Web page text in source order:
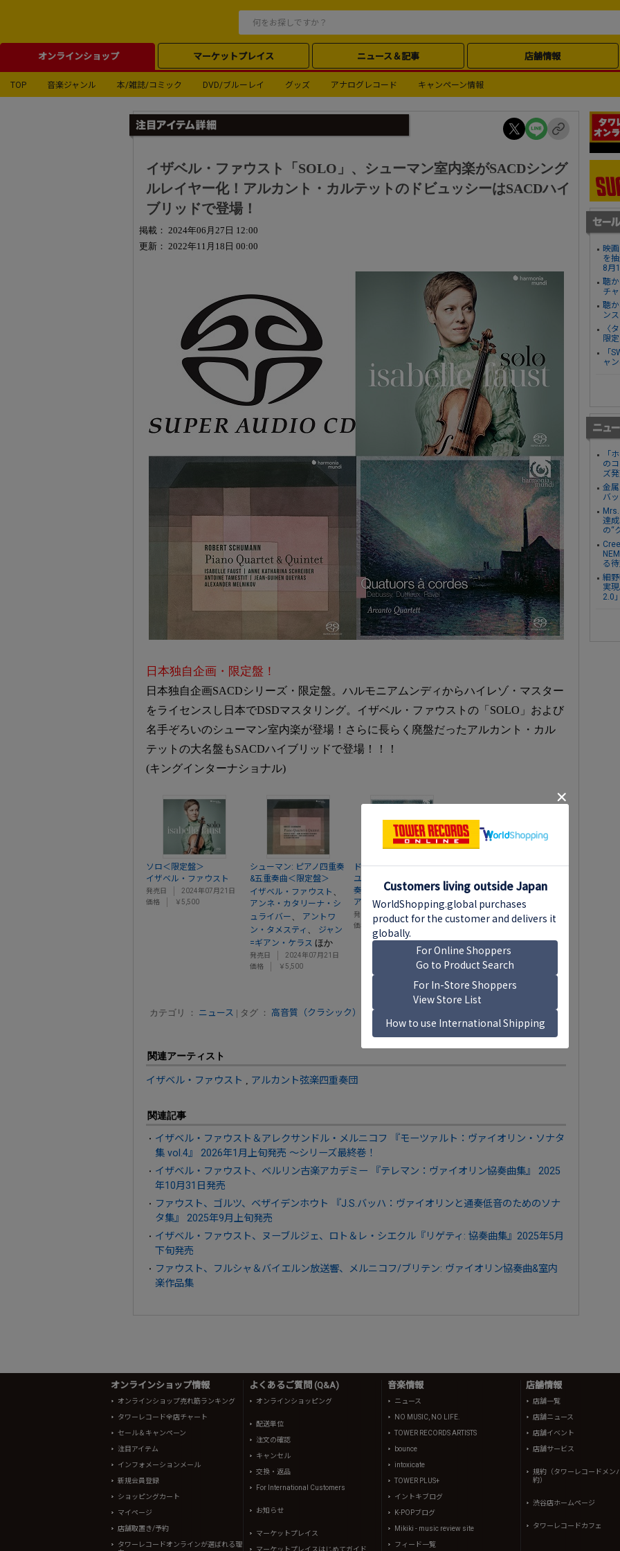
オンラインショップ マーケットプレイス ニュース＆記事 店舗情報
TOP 音楽ジャンル 本/雑誌/コミック DVD/ブルーレイ グッズ アナログレコード キャンペーン情報
イザベル・ファウスト「SOLO」、シューマン室内楽がSACDシング
ルレイヤー化！アルカント・カルテットのドビュッシーはSACDハイ
ブリッドで登場！
掲載： 2024年06月27日 12:00
更新： 2022年11月18日 00:00
日本独自企画・限定盤！
日本独自企画SACDシリーズ・限定盤。ハルモニアムンディからハイレゾ・マスター
をライセンスし日本でDSDマスタリング。イザベル・ファウストの「SOLO」および
名手ぞろいのシューマン室内楽が登場！さらに長らく廃盤だったアルカント・カル
テットの大名盤もSACDハイブリッドで登場！！！
(キングインターナショナル)
ソロ＜限定盤＞
イザベル・ファウスト
発売日
2024年07月21日
価格
￥5,500
シューマン: ピアノ四重奏
&五重奏曲＜限定盤＞
イザベル・ファウスト
アンネ・カタリーナ・シ
ュライバー
アントワ
ン・タメスティ
ジャン
=ギアン・ケラス ほか
発売日
2024年07月21日
価格
￥5,500
ドビュッシー、デュティ
ユー、ラヴェル: 弦楽四重
奏曲集＜限定盤＞
アルカント弦楽四重奏団
発売日
2024年07月21日
価格
カテゴリ ： ニュース | タグ ： 高音質（クラシック） SACDシングルレイヤー（クラシック）
関連アーティスト
イザベル・ファウスト アルカント弦楽四重奏団
関連記事
イザベル・ファウスト＆アレクサンドル・メルニコフ 『モーツァルト：ヴァイオリン・ソナタ
集 vol.4』 2026年1月上旬発売 ～シリーズ最終巻！
イザベル・ファウスト、ベルリン古楽アカデミー 『テレマン：ヴァイオリン協奏曲集』 2025
年10月31日発売
ファウスト、ゴルツ、ベザイデンホウト 『J.S.バッハ：ヴァイオリンと通奏低音のためのソナ
タ集』 2025年9月上旬発売
イザベル・ファウスト、ヌーブルジェ、ロト＆レ・シエクル『リゲティ: 協奏曲集』2025年5月
下旬発売
ファウスト、フルシャ＆バイエルン放送響、メルニコフ/ブリテン: ヴァイオリン協奏曲&室内
楽作品集
映
を
8月
聴
チ
聴
ン
〈
限
「
ャ
「
の
ズ
金
バ
達
の“
る
細
実
2.0
オンラインショップ情報
オンラインショップ売れ筋ランキング
タワーレコード全店チャート
セール＆キャンペーン
注目アイテム
インフォメーションメール
新規会員登録
ショッピングカート
マイページ
店舗取置き/予約
タワーレコードオンラインが選ばれる理
よくあるご質問 (Q&A)
オンラインショッピング
配送単位
注文の確認
キャンセル
交換・返品
For International Customers
お知らせ
マーケットプレイス
マーケットプレイスはじめてガイド
音楽情報
ニュース
NO MUSIC, NO LIFE.
TOWER RECORDS ARTISTS
bounce
intoxicate
TOWER PLUS+
イントキブログ
K-POPブログ
Mikiki - music review site
フィード一覧
店舗情報
店舗一覧
店舗ニュース
店舗イベント
店舗サービス
規約（タワーレコードメン
約）
渋谷店ホームページ
タワーレコードカフェ